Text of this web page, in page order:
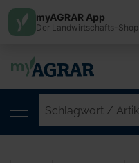
myAGRAR App
Der Landwirtschafts-Shop